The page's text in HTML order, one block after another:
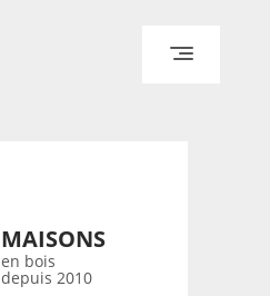
CONTACT
MAISONS
en bois
depuis 2010